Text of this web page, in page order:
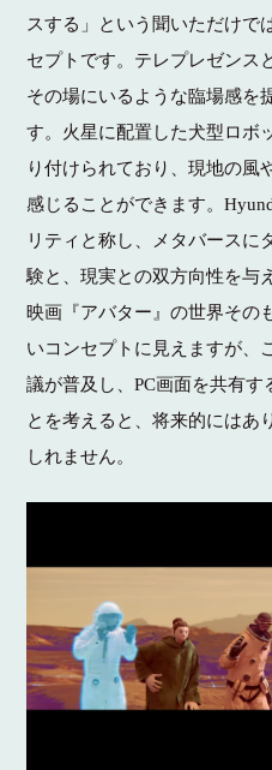
スする」という聞いただけで
セプトです。テレプレゼンス
その場にいるような臨場感を
す。火星に配置した犬型ロボ
り付けられており、現地の風
感じることができます。
リティと称し、メタバースに
験と、現実との双方向性を与
映画『アバター』の世界その
いコンセプトに見えますが、
議が普及し、PC画面を共有
とを考えると、将来的にはあ
しれません。